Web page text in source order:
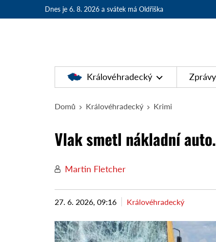
Dnes je 6. 8. 2026 a svátek má Oldřiška
Královéhradecký Zprávy
Domů Královéhradecký Krimi
Vlak smetl nákladní
Martin Fletcher
27. 6. 2026, 09:16 Královéhradecký